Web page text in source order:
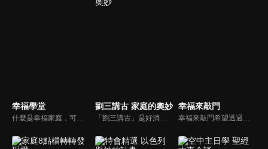
幸福學堂 劉三講古 家庭的奧妙 幸福來敲門